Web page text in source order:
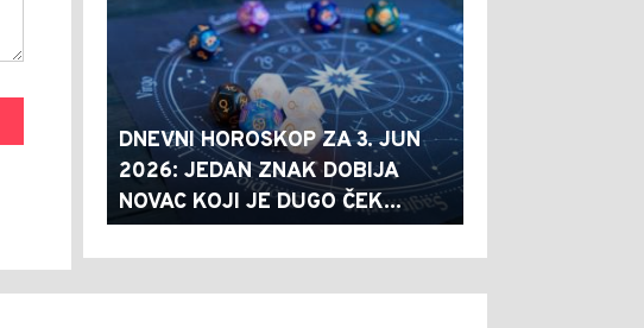
DNEVNI HOROSKOP ZA 3. JUN
2026: JEDAN ZNAK DOBIJA
NOVAC KOJI JE DUGO ČEK...